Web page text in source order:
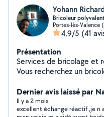
Yohann
Bricoleur
Portes-lès-Valence
4,9/5 (41
Présentation
Services de bricolage et
Vous recherchez un
expérience à votre service : Peinture &
Électricité & plomberie Cuisine & menuiserie Véranda &
aménagement intérieur Domotique & informatique
Dernier avis laissé par
Il y a 2 mois
excellent échange réactif ,je n